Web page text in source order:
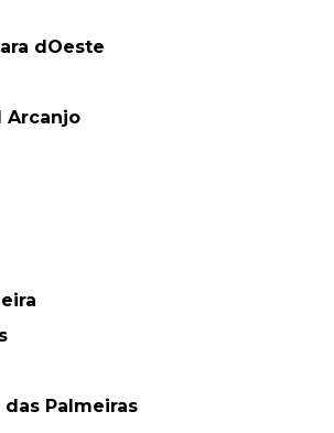
dOeste
Arcanjo
das Palmeiras